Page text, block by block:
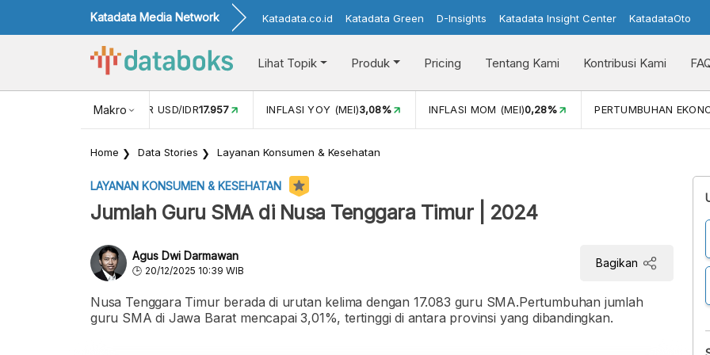
Katadata Media Network Katadata.co.id Katadata Green D-Insights Katadata Insight Center KatadataOto
Lihat Topik Produk Pricing Tentang Kami Kontribusi Kami
Makro
NILAI TUKAR USD/IDR17.957 INFLASI YOY (MEI)3,08% INFLASI MOM (MEI)0,28% PERTUMBUHAN
Home Data Stories Layanan Konsumen & Kesehatan
LAYANAN KONSUMEN & KESEHATAN
Jumlah Guru SMA di Nusa Tenggara Timur | 2024
Agus Dwi Darmawan
20/12/2025 10:39 WIB
Bagikan
Nusa Tenggara Timur berada di urutan kelima dengan 17.083 guru SMA.Pertumbuhan jumlah
guru SMA di Jawa Barat mencapai 3,01%, tertinggi di antara provinsi yang dibandingkan.